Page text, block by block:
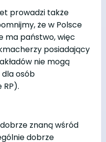
prowadzi także
że w Polsce
ma państwo, więc
posiadający
nie mogą
osób
znaną wśród
dobrze